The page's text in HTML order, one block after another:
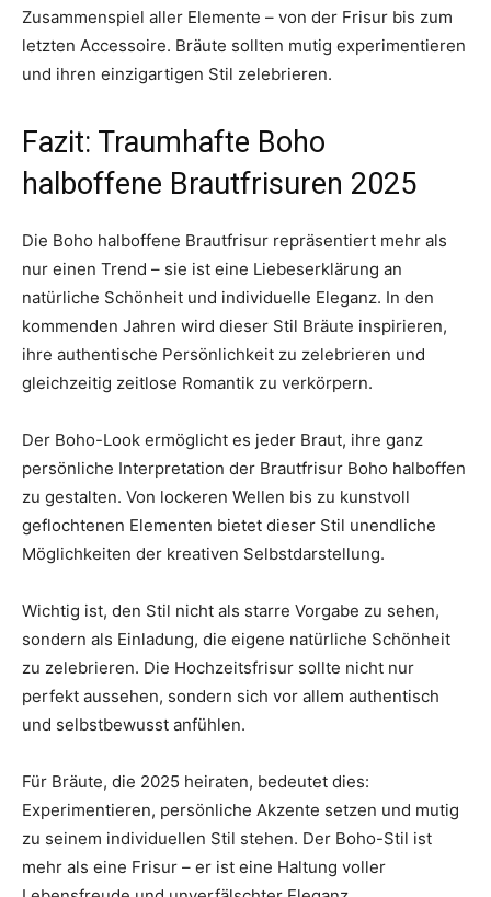
Zusammenspiel aller Elemente – von der Frisur bis zum
letzten Accessoire. Bräute sollten mutig experimentieren
und ihren einzigartigen Stil zelebrieren.
Fazit: Traumhafte Boho
halboffene Brautfrisuren 2025
Die Boho halboffene Brautfrisur repräsentiert mehr als
nur einen Trend – sie ist eine Liebeserklärung an
natürliche Schönheit und individuelle Eleganz. In den
kommenden Jahren wird dieser Stil Bräute inspirieren,
ihre authentische Persönlichkeit zu zelebrieren und
gleichzeitig zeitlose Romantik zu verkörpern.
Der Boho-Look ermöglicht es jeder Braut, ihre ganz
persönliche Interpretation der Brautfrisur Boho halboffen
zu gestalten. Von lockeren Wellen bis zu kunstvoll
geflochtenen Elementen bietet dieser Stil unendliche
Möglichkeiten der kreativen Selbstdarstellung.
Wichtig ist, den Stil nicht als starre Vorgabe zu sehen,
sondern als Einladung, die eigene natürliche Schönheit
zu zelebrieren. Die Hochzeitsfrisur sollte nicht nur
perfekt aussehen, sondern sich vor allem authentisch
und selbstbewusst anfühlen.
Für Bräute, die 2025 heiraten, bedeutet dies:
Experimentieren, persönliche Akzente setzen und mutig
zu seinem individuellen Stil stehen. Der Boho-Stil ist
mehr als eine Frisur – er ist eine Haltung voller